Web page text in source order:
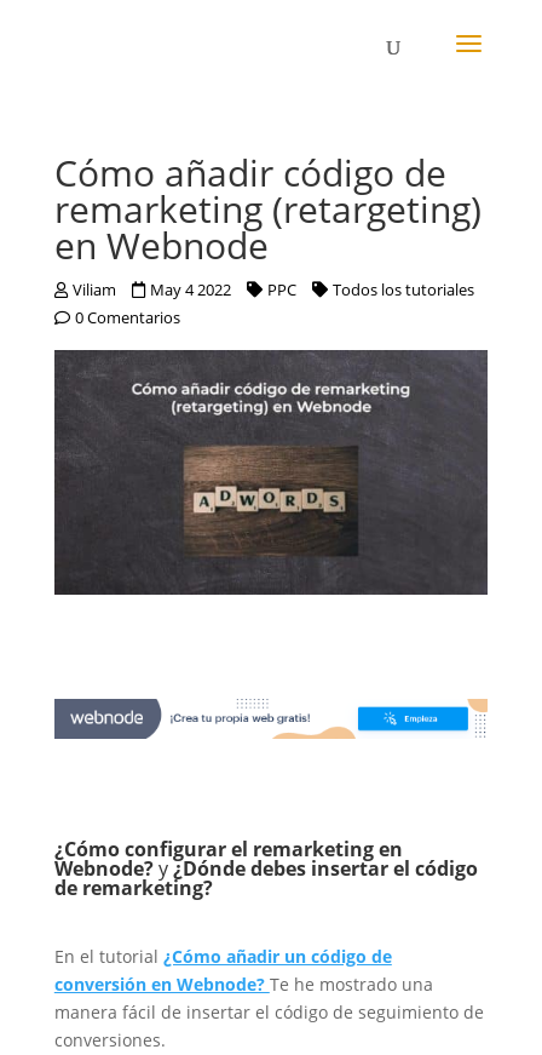
Cómo añadir código de
remarketing (retargeting)
en Webnode
Viliam May 4 2022 PPC
Todos los tutoriales
0 Comentarios
¿Cómo configurar el remarketing en
Webnode?y¿Dónde debes insertar el código
de remarketing?
En el tutorial ¿Cómo añadir un código de
conversión en Webnode? Te he mostrado una
manera fácil de insertar el código de seguimiento de
conversiones.